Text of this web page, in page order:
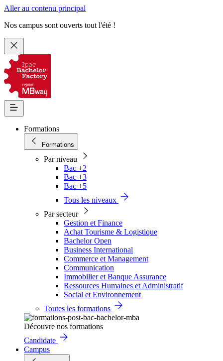
Aller au contenu principal
Nos campus sont ouverts tout l'été !
Formations
Formations
Par niveau
Bac +2
Bac +3
Bac +5
Tous les niveaux
Par secteur
Gestion et Finance
Achat Tourisme & Logistique
Bachelor Open
Business International
Commerce et Management
Communication
Immobilier et Banque Assurance
Ressources Humaines et Administratif
Social et Environnement
Toutes les formations
Découvre nos formations
Candidate
Campus